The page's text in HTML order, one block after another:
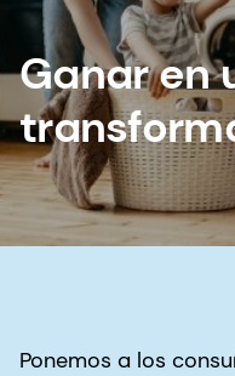
Ganar en
Ponemos a los